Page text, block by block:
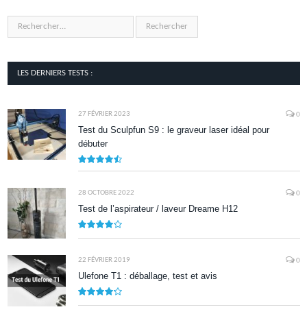
LES DERNIERS TESTS :
27 FÉVRIER 2023 0
Test du Sculpfun S9 : le graveur laser idéal pour
débuter
28 OCTOBRE 2022 0
Test de l’aspirateur / laveur Dreame H12
22 FÉVRIER 2019 0
Ulefone T1 : déballage, test et avis